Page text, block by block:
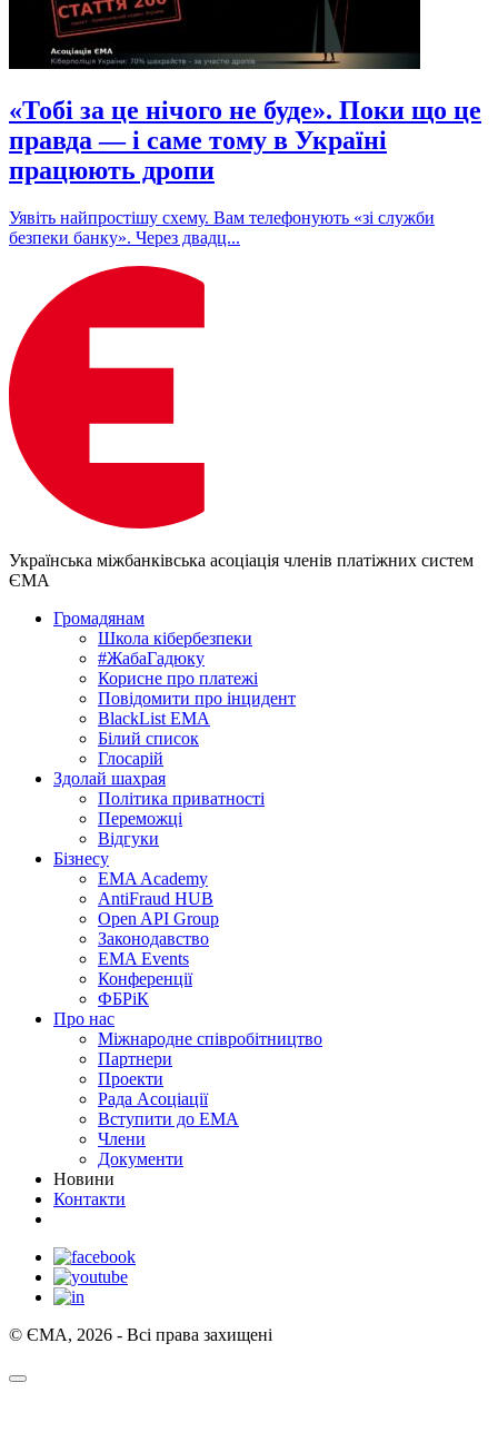
«Тобі за це нічого не буде». Поки що це
правда — і саме тому в Україні
працюють дропи
Уявіть найпростішу схему. Вам телефонують «зі служби
безпеки банку». Через двадц...
Українська міжбанківська асоціація членів платіжних систем
ЄМА
Громадянам
Школа кібербезпеки
#ЖабаГадюку
Корисне про платежі
Повідомити про інцидент
BlackList EMA
Білий список
Глосарій
Здолай шахрая
Політика приватності
Переможцi
Відгуки
Бізнесу
EMA Academy
AntiFraud HUB
Open API Group
Законодавство
EMA Events
Конференції
ФБРіК
Про нас
Міжнародне співробітництво
Партнери
Проекти
Рада Асоціації
Вступити до ЕМА
Члени
Документи
Новини
Контакти
© ЄМА, 2026 - Всі права захищені